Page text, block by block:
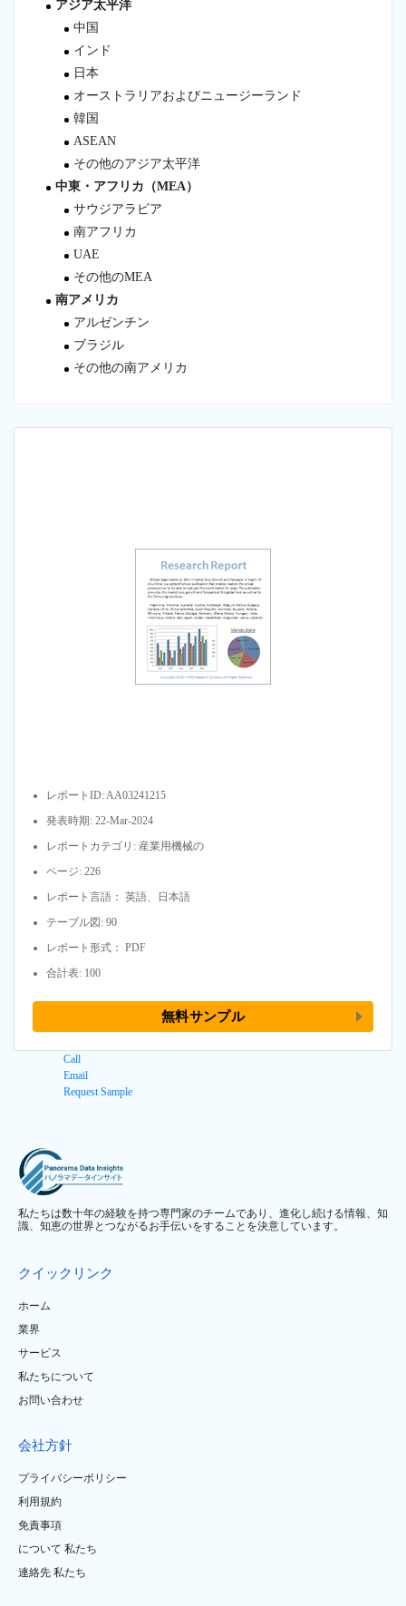
アジア太平洋
中国
インド
日本
オーストラリアおよびニュージーランド
韓国
ASEAN
その他のアジア太平洋
中東・アフリカ（MEA）
サウジアラビア
南アフリカ
UAE
その他のMEA
南アメリカ
アルゼンチン
ブラジル
その他の南アメリカ
レポートID: AA03241215
発表時期: 22-Mar-2024
レポートカテゴリ: 産業用機械の
ページ: 226
レポート言語： 英語、日本語
テーブル図: 90
レポート形式： PDF
合計表: 100
無料サンプル
Call
Email
Request Sample
私たちは数十年の経験を持つ専門家のチームであり、進化し続ける情報、知
識、知恵の世界とつながるお手伝いをすることを決意しています。
クイックリンク
ホーム
業界
サービス
私たちについて
お問い合わせ
会社方針
プライバシーポリシー
利用規約
免責事項
について 私たち
連絡先 私たち